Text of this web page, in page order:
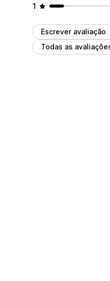
1
Escrever avaliação
Todas as